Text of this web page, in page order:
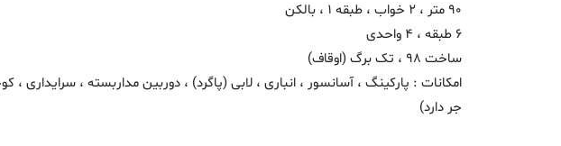
90 متر ، 2 خواب ، طبقه 1 ، بالکن
6 طبقه ، 4 واحدی
ساخت 98 ، تک برگ (اوقاف)
امکانات : پارکینگ ، آسانسور ، انباری ، لابی (پاگرد) ، دوربین مداربسته ، سرایداری ،
جر دارد)